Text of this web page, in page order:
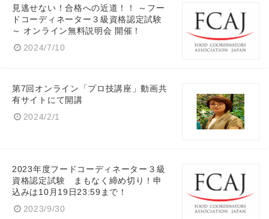
見逃せない！合格への近道！！ ～フー
ドコーディネーター３級資格認定試験
～ オンライン無料説明会 開催！
2024/7/10
第7回オンライン「プロ技講座」動画共
有サイトにて開講
2024/2/1
2023年度フードコーディネーター３級
資格認定試験 まもなく締め切り！申
込みは10月19日23:59まで！
2023/9/30